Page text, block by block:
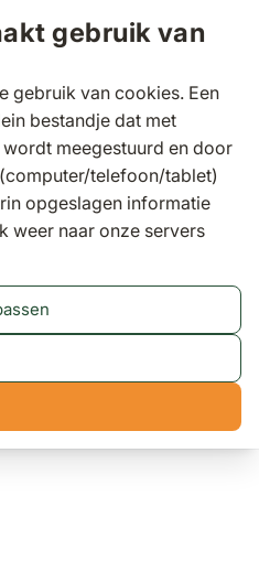
gebruik van
gebruik van cookies. Een
bestandje dat met
wordt meegestuurd en door
telefoon/tablet)
opgeslagen informatie
weer naar onze servers
Graniet rond 120 cm
5-delig
120 cm dining tuinset